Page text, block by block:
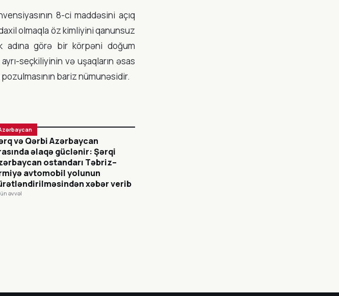
8-ci maddəsini açıq
olmaqla öz kimliyini qanunsuz
adına görə bir körpəni doğum
seçkiliyinin və uşaqların əsas
bariz nümunəsidir.
və Qərbi Azərbaycan
əlaqə güclənir: Şərqi
ostandarı Təbriz–
avtomobil yolunun
xəbər verib
əvvəl